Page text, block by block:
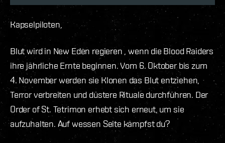
Kapselpiloten,
Blut wird in New Eden regieren , wenn die Blood Raiders
ihre jährliche Ernte beginnen. Vom 6. Oktober bis zum
4. November werden sie Klonen das Blut entziehen,
Terror verbreiten und düstere Rituale durchführen. Der
Order of St. Tetrimon erhebt sich erneut, um sie
aufzuhalten. Auf wessen Seite kämpfst du?